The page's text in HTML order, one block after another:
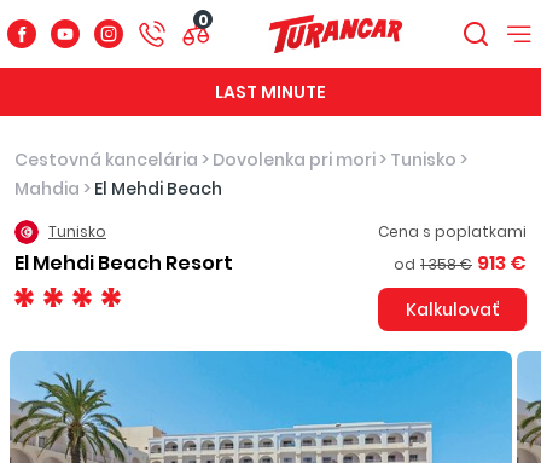
0
LAST MINUTE
Cestovná kancelária > Dovolenka pri mori > Tunisko >
Mahdia > El Mehdi Beach
Tunisko
El Mehdi Beach Resort
Cena s poplatkami
od 1 358 € 913 €
Kalkulovať